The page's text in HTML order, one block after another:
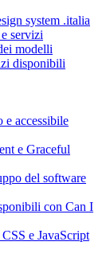
system .italia
servizi
modelli
disponibili
e accessibile
e Graceful
del software
con Can I
e JavaScript